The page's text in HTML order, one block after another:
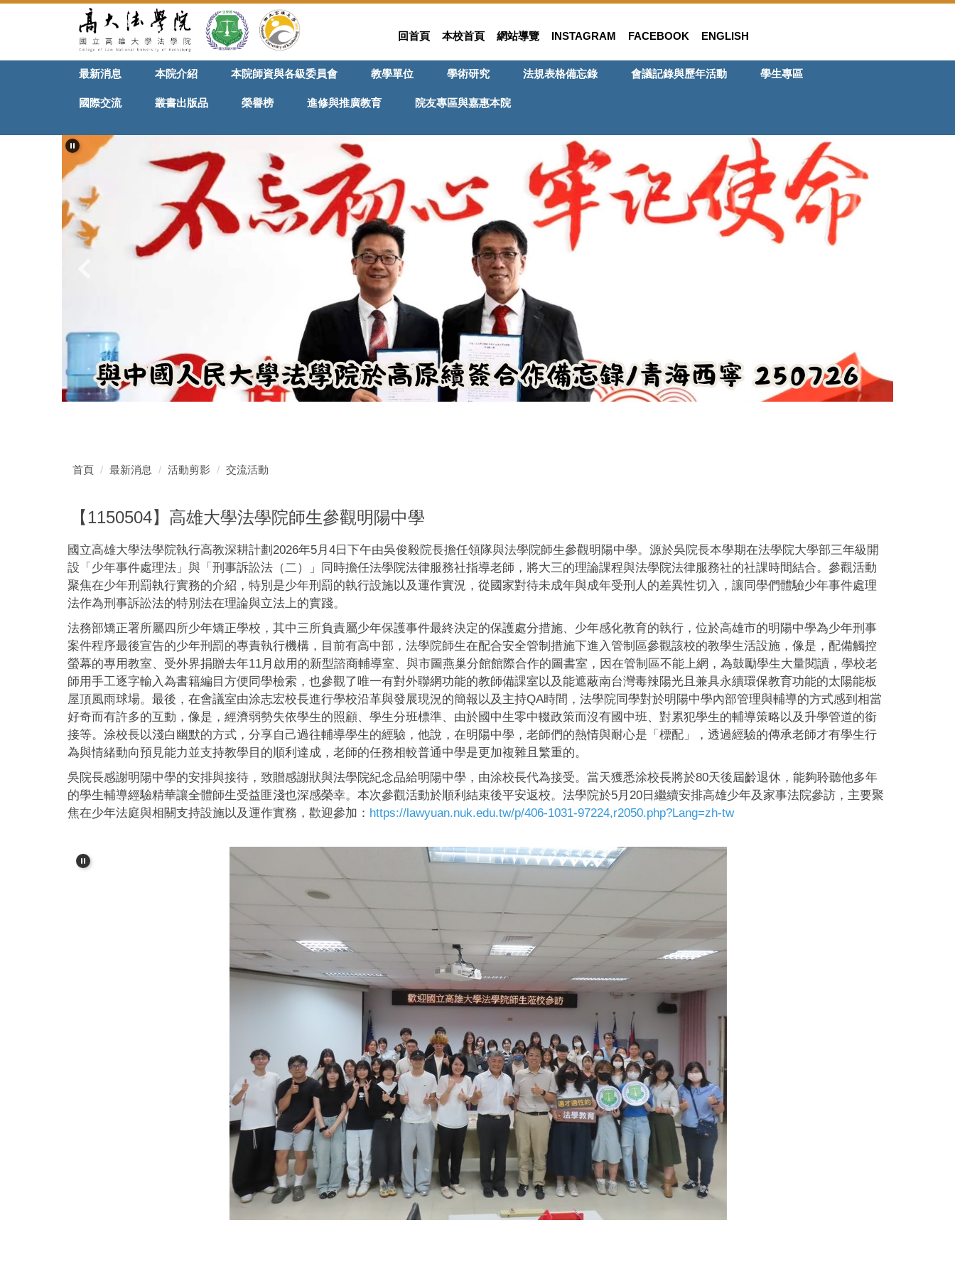
要
回首頁 本校首頁 網站導覽 INSTAGRAM FACEBOOK ENGLISH
最新消息 本院介紹 本院師資與各級委員會 教學單位 學術研究 法規表格備忘錄 會議記錄與歷年活動 學生專區
國際交流 叢書出版品 榮譽榜 進修與推廣教育 院友專區與嘉惠本院
首頁 最新消息 活動剪影 交流活動
【1150504】高雄大學法學院師生參觀明陽中學
國立高雄大學法學院執行高教深耕計劃2026年5月4日下午由吳俊毅院長擔任領隊與法學院師生參觀明陽中學。源於吳院長本學期在法學院大學部三年級開
設「少年事件處理法」與「刑事訴訟法（二）」同時擔任法學院法律服務社指導老師，將大三的理論課程與法學院法律服務社的社課時間結合。參觀活動
聚焦在少年刑罰執行實務的介紹，特別是少年刑罰的執行設施以及運作實況，從國家對待未成年與成年受刑人的差異性切入，讓同學們體驗少年事件處理
法作為刑事訴訟法的特別法在理論與立法上的實踐。
法務部矯正署所屬四所少年矯正學校，其中三所負責屬少年保護事件最終決定的保護處分措施、少年感化教育的執行，位於高雄市的明陽中學為少年刑事
案件程序最後宣告的少年刑罰的專責執行機構，目前有高中部，法學院師生在配合安全管制措施下進入管制區參觀該校的教學生活設施，像是，配備觸控
螢幕的專用教室、受外界捐贈去年11月啟用的新型諮商輔導室、與市圖燕巢分館館際合作的圖書室，因在管制區不能上網，為鼓勵學生大量閱讀，學校老
師用手工逐字輸入為書籍編目方便同學檢索，也參觀了唯一有對外聯網功能的教師備課室以及能遮蔽南台灣毒辣陽光且兼具永續環保教育功能的太陽能板
屋頂風雨球場。最後，在會議室由涂志宏校長進行學校沿革與發展現況的簡報以及主持QA時間，法學院同學對於明陽中學內部管理與輔導的方式感到相當
好奇而有許多的互動，像是，經濟弱勢失依學生的照顧、學生分班標準、由於國中生零中輟政策而沒有國中班、對累犯學生的輔導策略以及升學管道的銜
接等。涂校長以淺白幽默的方式，分享自己過往輔導學生的經驗，他說，在明陽中學，老師們的熱情與耐心是「標配」，透過經驗的傳承老師才有學生行
為與情緒動向預見能力並支持教學目的順利達成，老師的任務相較普通中學是更加複雜且繁重的。
吳院長感謝明陽中學的安排與接待，致贈感謝狀與法學院紀念品給明陽中學，由涂校長代為接受。當天獲悉涂校長將於80天後屆齡退休，能夠聆聽他多年
的學生輔導經驗精華讓全體師生受益匪淺也深感榮幸。本次參觀活動於順利結束後平安返校。法學院於5月20日繼續安排高雄少年及家事法院參訪，主要聚
焦在少年法庭與相關支持設施以及運作實務，歡迎參加： https://lawyuan.nuk.edu.tw/p/406-1031-97224,r2050.php?Lang=zh-tw